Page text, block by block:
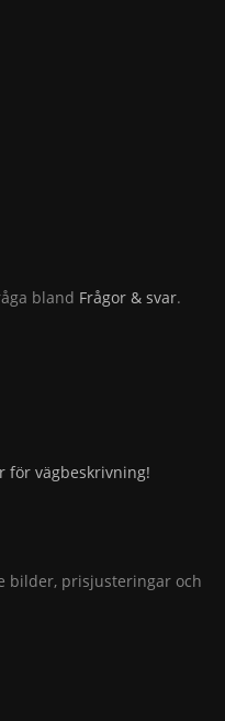
bland Frågor & svar.
för vägbeskrivning!
bilder, prisjusteringar och